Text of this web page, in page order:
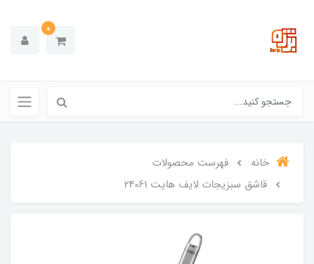
0
خانه
فهرست محصولات
قاشق سبزیجات لایف هایت 24061